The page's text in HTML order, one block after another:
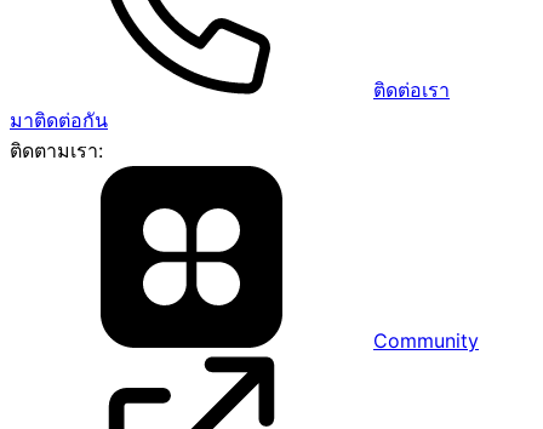
ติดต่อเรา
มาติดต่อกัน
ติดตามเรา:
Community